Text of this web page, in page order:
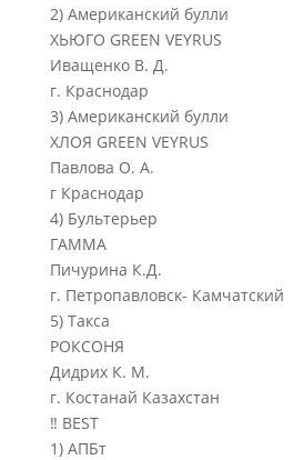
2) Американский булли
ХЬЮГО GREEN VEYRUS
Иващенко В. Д.
г. Краснодар
3) Американский булли
ХЛОЯ GREEN VEYRUS
Павлова О. А.
г Краснодар
4) Бультерьер
ГАММА
Пичурина К.Д.
г. Петропавловск- Камчатский
5) Такса
РОКСОНЯ
Дидрих К. М.
г. Костанай Казахстан
‼ BEST
1) АПБт